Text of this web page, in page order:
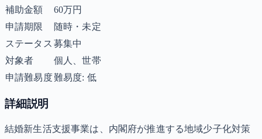
補助金額
60万円
申請期限
随時・未定
ステータス 募集中
対象者
個人、世帯
申請難易度難易度: 低
詳細説明
結婚新生活支援事業は、内閣府が推進する地域少子化対策